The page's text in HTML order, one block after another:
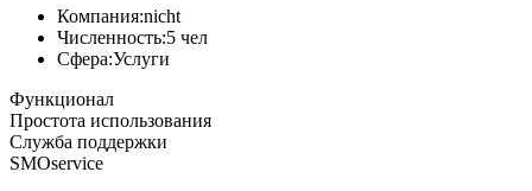
Компания:nicht
Численность:5 чел
Сфера:Услуги
Функционал
Простота использования
Служба поддержки
SMOservice